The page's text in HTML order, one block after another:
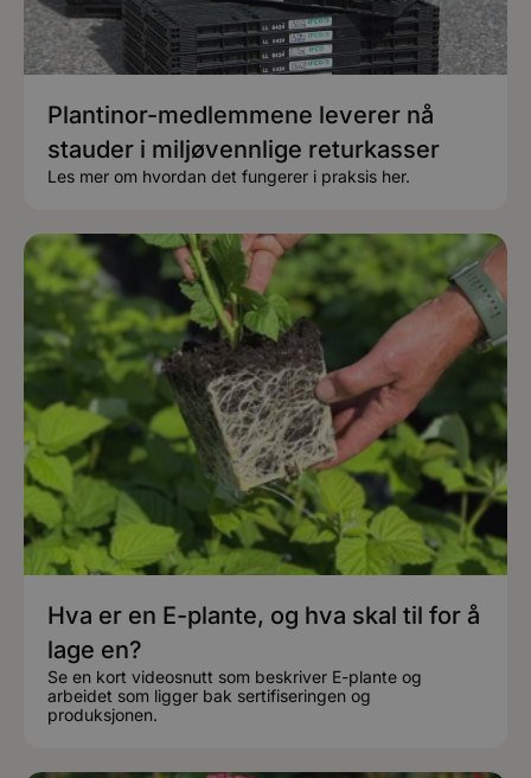
Plantinor-medlemmene leverer nå
stauder i miljøvennlige returkasser
Les mer om hvordan det fungerer i praksis her.
Hva er en E-plante, og hva skal til for å
lage en?
Se en kort videosnutt som beskriver E-plante og
arbeidet som ligger bak sertifiseringen og
produksjonen.